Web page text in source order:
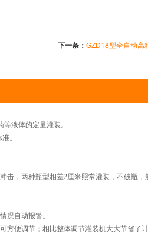
下一条： GZD18型全自动高
液体的定量灌装。
。
，两种瓶型相差2厘米照常灌装，不破瓶，
自动报警。
便调节；相比整体调节灌装机大大节省了计